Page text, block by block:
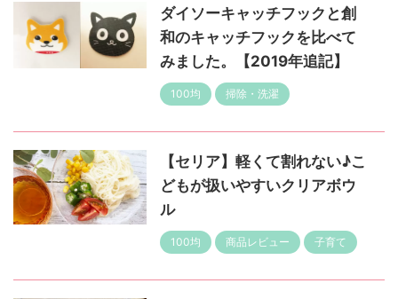
ダイソーキャッチフックと創
和のキャッチフックを比べて
みました。【2019年追記】
100均 掃除・洗濯
【セリア】軽くて割れない♪こ
どもが扱いやすいクリアボウ
ル
100均 商品レビュー 子育て